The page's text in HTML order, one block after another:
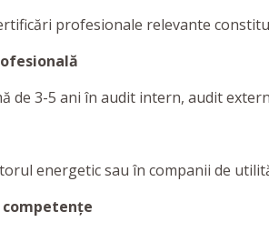
profesionale relevante
de 3-5 ani în audit intern, audit
energetic sau în companii de
competențe